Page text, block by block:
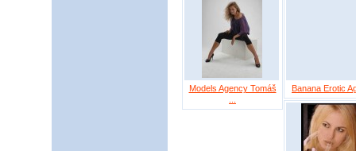
Models Agency Tomáš
Banana Erotic